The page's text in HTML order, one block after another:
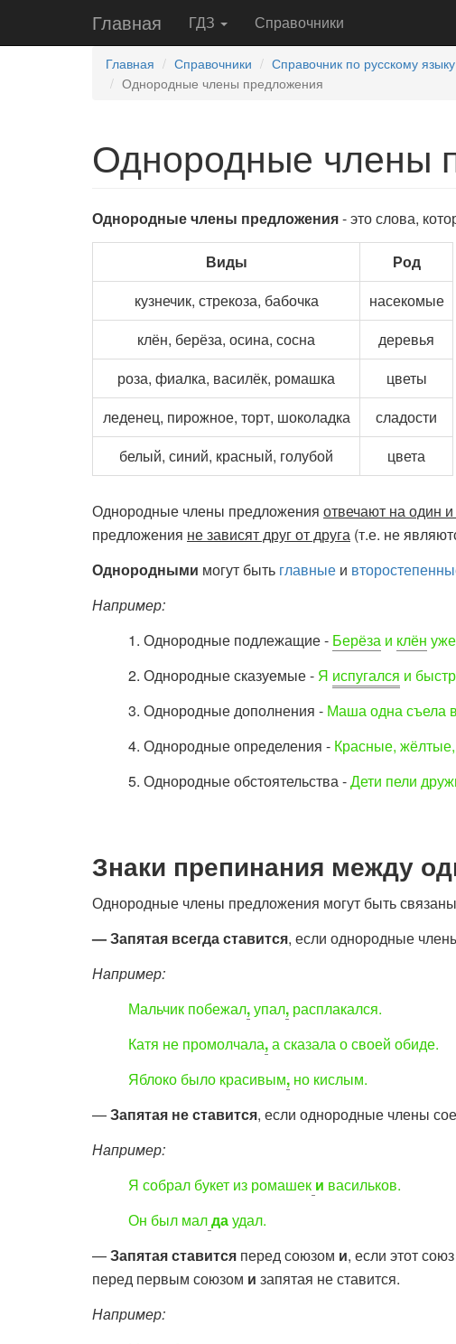
Главная ГДЗ Справочники
Главная Справочники Справочник по русскому
Однородные члены предложения
Однородные члены
Однородные члены предложения- это слова,
Виды
Род
кузнечик, стрекоза, бабочка
насекомые
клён, берёза, осина, сосна
деревья
роза, фиалка, василёк, ромашка
цветы
леденец, пирожное, торт, шоколадка
сладости
белый, синий, красный, голубой
цвета
Однородные члены предложения отвечают на один
предложения не зависят друг от друга (т.е. не
Однородными могут быть главные и
Например:
1. Однородные подлежащие - Берёза и клён
2. Однородные сказуемые - Я испугался и
3. Однородные дополнения - Маша одна съела
4. Однородные определения - Красные, жёлтые,
5. Однородные обстоятельства -Дети пели
Знаки препинания между
Однородные члены предложения могут быть
— Запятая всегда ставится, если однородные
Например:
Мальчик побежал,упал, расплакался.
Катя не промолчала,а сказала о своей обиде.
Яблоко было красивым, но кислым.
—Запятая не ставится, если однородные члены
Например:
Я собрал букет из ромашек и васильков.
Он был малдаудал.
—Запятая ставится перед союзом и, если этот
перед первым союзом и запятая не ставится.
Например: